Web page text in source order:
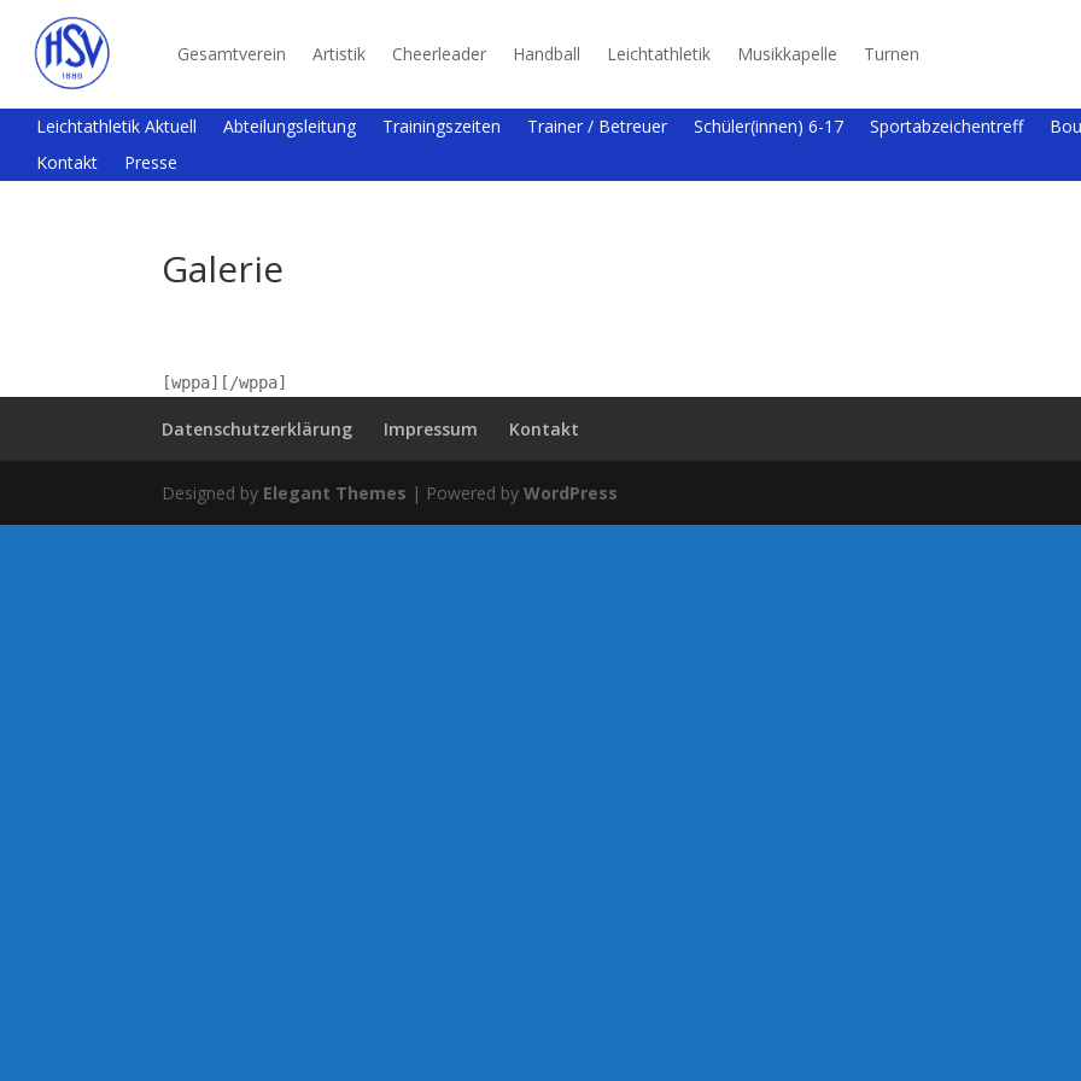
Gesamtverein Artistik Cheerleader Handball Leichtathletik Musikkapelle Turnen
Leichtathletik Aktuell Abteilungsleitung Trainingszeiten Trainer / Betreuer Schüler(innen) 6-17 Sportabzeichentreff
Kontakt
Presse
Galerie
[wppa][/wppa]
Datenschutzerklärung Impressum Kontakt
Designed by Elegant Themes | Powered byWordPress